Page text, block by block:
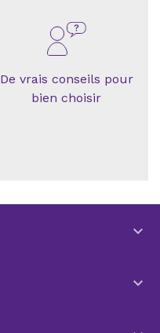
De vrais conseils pour
bien choisir

